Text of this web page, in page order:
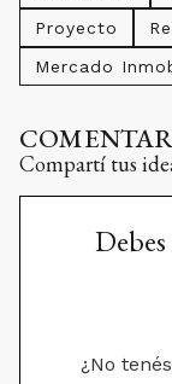
Proyecto
Mercado
Compartí tus
¿No